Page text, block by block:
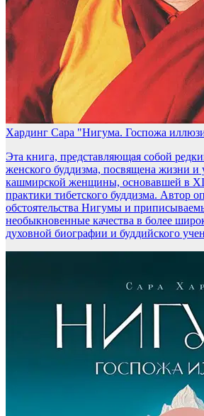
Хардинг Сара "Нигума. Госпожа
Эта книга, представляющая собой
женского буддизма, посвящена жизни и
кашмирской женщины, основавшей в
практики тибетского буддизма. Автор
обстоятельства Нигумы и
необыкновенные качества в более
духовной биографии и буддийского